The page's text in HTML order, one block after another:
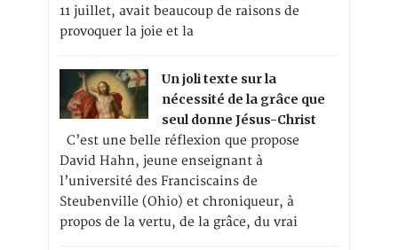
11 juillet, avait beaucoup de raisons de
provoquer la joie et la
Un joli texte sur la
nécessité de la grâce que
seul donne Jésus-Christ
C’est une belle réflexion que propose
David Hahn, jeune enseignant à
l’université des Franciscains de
Steubenville (Ohio) et chroniqueur, à
propos de la vertu, de la grâce, du vrai